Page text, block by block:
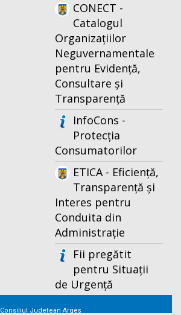
CONECT -
Catalogul
Organizațiilor
Neguvernamentale
pentru Evidență,
Consultare și
Transparență
InfoCons -
Protecția
Consumatorilor
ETICA - Eficiență,
Transparență și
Interes pentru
Conduita din
Administrație
Fii pregătit
pentru Situații
de Urgență
Consiliul Județean Argeș